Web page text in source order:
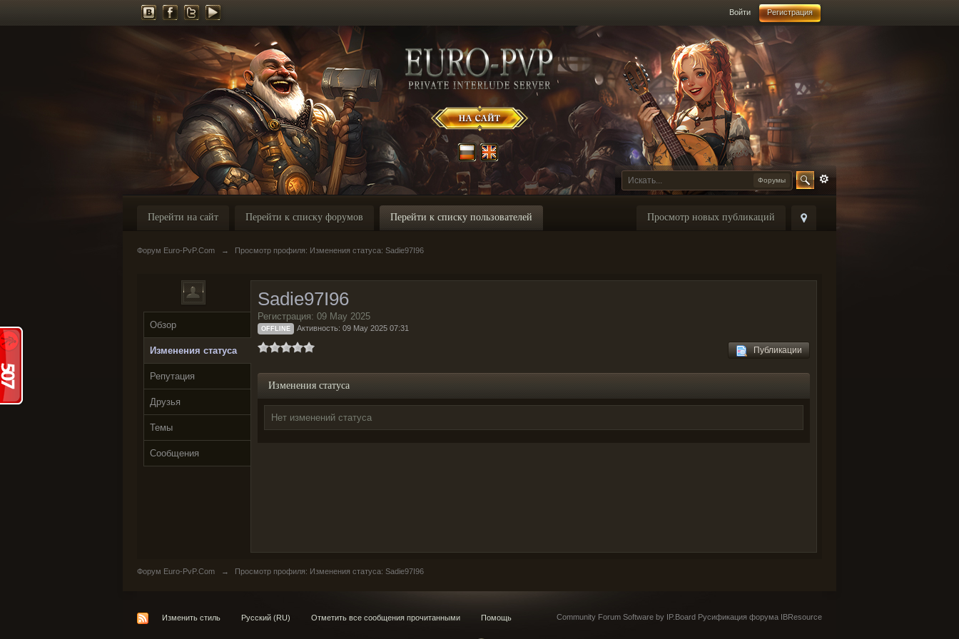
Войти Регистрация
Форумы
Просмотр новых публикаций
Перейти на сайт Перейти к списку форумов Перейти к списку пользователей
Форум Euro-PvP.Com → Просмотр профиля: Изменения статуса: Sadie97I96
Обзор
Изменения статуса
Репутация
Друзья
Темы
Сообщения
Sadie97I96
Регистрация: 09 May 2025
OFFLINE Активность: 09 May 2025 07:31
Публикации
Изменения статуса
Нет изменений статуса
Форум Euro-PvP.Com → Просмотр профиля: Изменения статуса: Sadie97I96
Изменить стиль Русский (RU) Отметить все сообщения прочитанными Помощь Community Forum Software by IP.Board Русификация форума IBResource